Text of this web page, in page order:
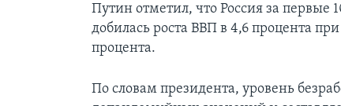
Путин отметил, что Россия за первые
добилась роста ВВП в 4,6 процента
процента.
По словам президента, уровень